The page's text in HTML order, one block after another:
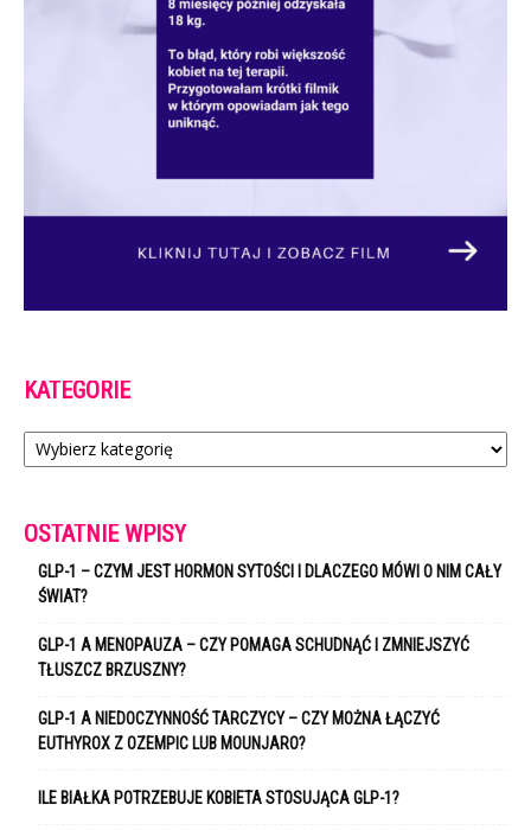
KATEGORIE
Kategorie
OSTATNIE WPISY
GLP-1 – CZYM JEST HORMON SYTOŚCI I DLACZEGO MÓWI O NIM CAŁY
ŚWIAT?
GLP-1 A MENOPAUZA – CZY POMAGA SCHUDNĄĆ I ZMNIEJSZYĆ
TŁUSZCZ BRZUSZNY?
GLP-1 A NIEDOCZYNNOŚĆ TARCZYCY – CZY MOŻNA ŁĄCZYĆ
EUTHYROX Z OZEMPIC LUB MOUNJARO?
ILE BIAŁKA POTRZEBUJE KOBIETA STOSUJĄCA GLP-1?